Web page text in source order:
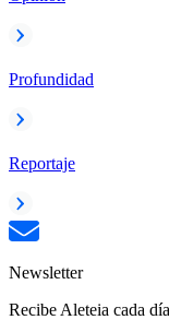
Profundidad
Reportaje
Newsletter
Recibe Aleteia cada